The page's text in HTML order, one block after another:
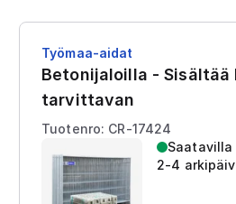
Työmaa-aidat
Betonijaloilla - Sisältää
tarvittavan
Tuotenro: CR-17424
Saatavilla
2-4